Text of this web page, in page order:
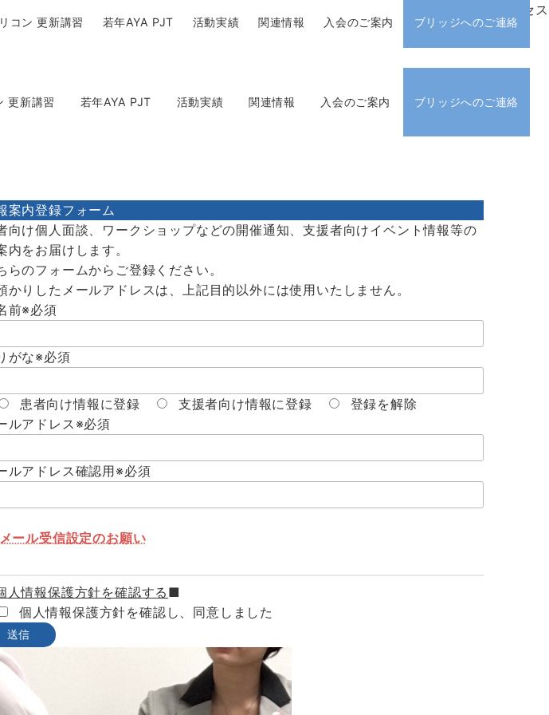
アクセス
更新講習 若年AYA PJT 活動実績 関連情報 入会のご案内 ブリッジへのご連絡
コン 更新講習 若年AYA PJT 活動実績 関連情報 入会のご案内 ブリッジへのご連絡
案内登録フォーム
向け個人面談、ワークショップなどの開催通知、支援者向けイベント情報等の
内をお届けします。
らのフォームからご登録ください。
かりしたメールアドレスは、上記目的以外には使用いたしません。
前※必須
がな※必須
患者向け情報に登録 支援者向け情報に登録
登録を解除
ルアドレス※必須
ルアドレス確認用※必須
ール受信設定のお願い
人情報保護方針を確認する■
個人情報保護方針を確認し、同意しました